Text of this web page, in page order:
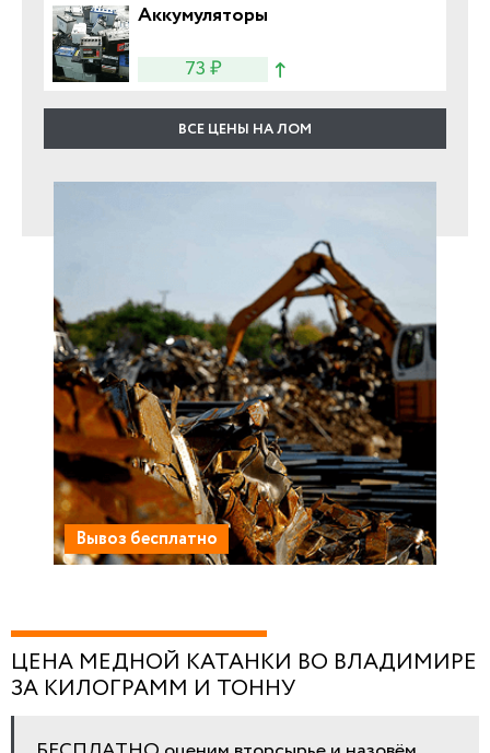
Вывоз бесплатно
Аккумуляторы
73 ₽
ВСЕ ЦЕНЫ НА ЛОМ
ЦЕНА МЕДНОЙ КАТАНКИ ВО ВЛАДИМИРЕ
ЗА КИЛОГРАММ И ТОННУ